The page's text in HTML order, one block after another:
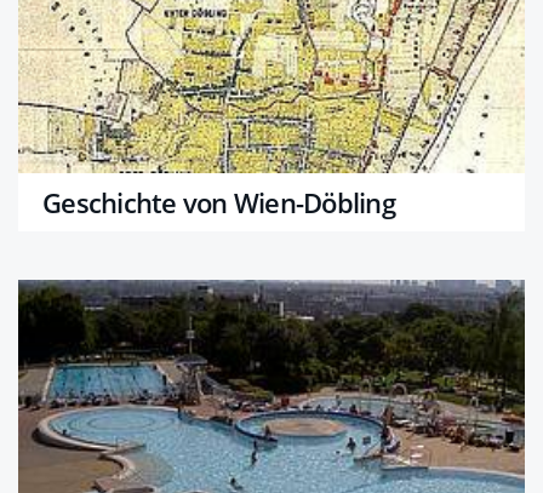
Geschichte von Wien-Döbling